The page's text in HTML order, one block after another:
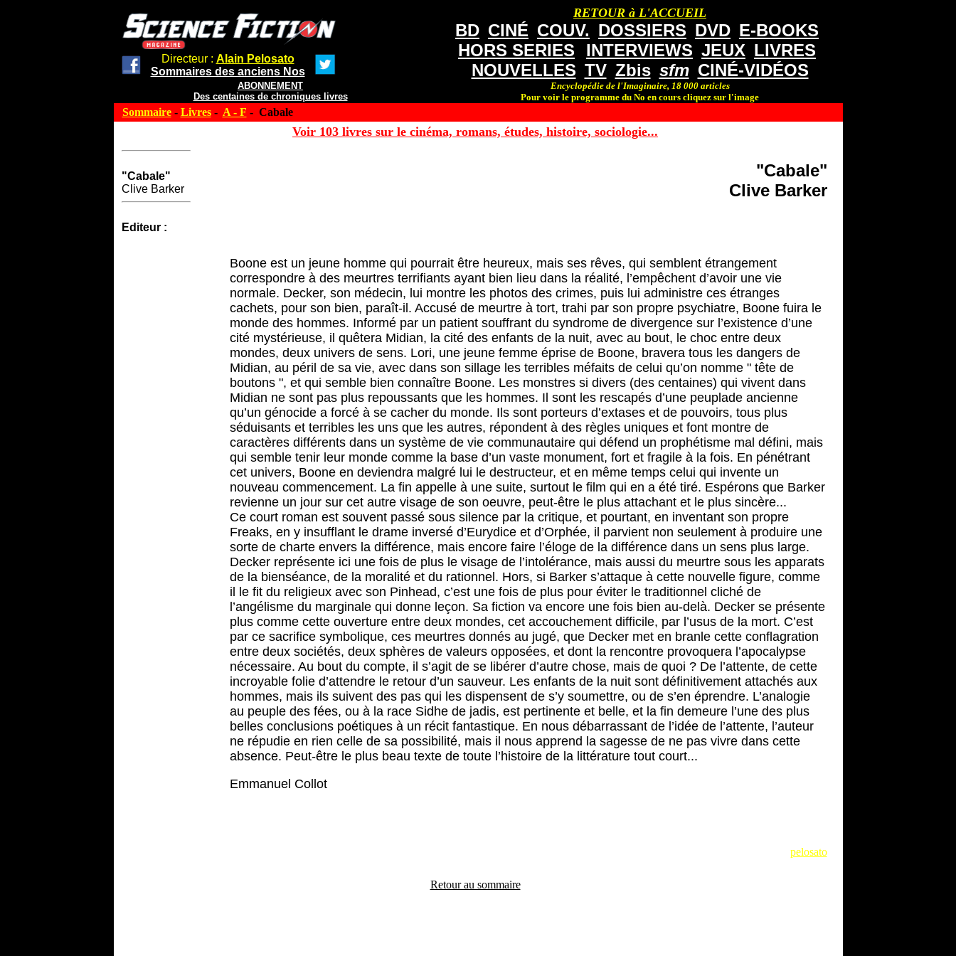
Directeur : Alain Pelosato
Sommaires des anciens Nos
ABONNEMENT
Des centaines de chroniques livres
RETOUR à L'ACCUEIL
BD CINÉ COUV. DOSSIERS DVD E-BOOKS
HORS SERIES
INTERVIEWS JEUX LIVRES
NOUVELLES TV Zbis sfm CINÉ-VIDÉOS
Encyclopédie de l'Imaginaire, 18 000 articles
Pour voir le programme du No en cours cliquez sur l'image
Sommaire- Livres- A - F - Cabale
Voir 103 livres sur le cinéma, romans, études, histoire, sociologie...
"Cabale"
Clive Barker
Editeur :
"Cabale"
Clive Barker
Boone est un jeune homme qui pourrait être heureux, mais ses rêves, qui semblent étrangement
correspondre à des meurtres terrifiants ayant bien lieu dans la réalité, l’empêchent d’avoir une vie
normale. Decker, son médecin, lui montre les photos des crimes, puis lui administre ces étranges
cachets, pour son bien, paraît-il. Accusé de meurtre à tort, trahi par son propre psychiatre, Boone fuira le
monde des hommes. Informé par un patient souffrant du syndrome de divergence sur l’existence d’une
cité mystérieuse, il quêtera Midian, la cité des enfants de la nuit, avec au bout, le choc entre deux
mondes, deux univers de sens. Lori, une jeune femme éprise de Boone, bravera tous les dangers de
Midian, au péril de sa vie, avec dans son sillage les terribles méfaits de celui qu’on nomme " tête de
boutons ", et qui semble bien connaître Boone. Les monstres si divers (des centaines) qui vivent dans
Midian ne sont pas plus repoussants que les hommes. Il sont les rescapés d’une peuplade ancienne
qu’un génocide a forcé à se cacher du monde. Ils sont porteurs d’extases et de pouvoirs, tous plus
séduisants et terribles les uns que les autres, répondent à des règles uniques et font montre de
caractères différents dans un système de vie communautaire qui défend un prophétisme mal défini, mais
qui semble tenir leur monde comme la base d’un vaste monument, fort et fragile à la fois. En pénétrant
cet univers, Boone en deviendra malgré lui le destructeur, et en même temps celui qui invente un
nouveau commencement. La fin appelle à une suite, surtout le film qui en a été tiré. Espérons que Barker
revienne un jour sur cet autre visage de son oeuvre, peut-être le plus attachant et le plus sincère...
Ce court roman est souvent passé sous silence par la critique, et pourtant, en inventant son propre
Freaks, en y insufflant le drame inversé d’Eurydice et d’Orphée, il parvient non seulement à produire une
sorte de charte envers la différence, mais encore faire l’éloge de la différence dans un sens plus large.
Decker représente ici une fois de plus le visage de l’intolérance, mais aussi du meurtre sous les apparats
de la bienséance, de la moralité et du rationnel. Hors, si Barker s’attaque à cette nouvelle figure, comme
il le fit du religieux avec son Pinhead, c’est une fois de plus pour éviter le traditionnel cliché de
l’angélisme du marginale qui donne leçon. Sa fiction va encore une fois bien au-delà. Decker se présente
plus comme cette ouverture entre deux mondes, cet accouchement difficile, par l’usus de la mort. C’est
par ce sacrifice symbolique, ces meurtres donnés au jugé, que Decker met en branle cette conflagration
entre deux sociétés, deux sphères de valeurs opposées, et dont la rencontre provoquera l’apocalypse
nécessaire. Au bout du compte, il s’agit de se libérer d’autre chose, mais de quoi ? De l’attente, de cette
incroyable folie d’attendre le retour d’un sauveur. Les enfants de la nuit sont définitivement attachés aux
hommes, mais ils suivent des pas qui les dispensent de s’y soumettre, ou de s’en éprendre. L’analogie
au peuple des fées, ou à la race Sidhe de jadis, est pertinente et belle, et la fin demeure l’une des plus
belles conclusions poétiques à un récit fantastique. En nous débarrassant de l’idée de l’attente, l’auteur
ne répudie en rien celle de sa possibilité, mais il nous apprend la sagesse de ne pas vivre dans cette
absence. Peut-être le plus beau texte de toute l’histoire de la littérature tout court...
Emmanuel Collot
pelosato
Retour au sommaire